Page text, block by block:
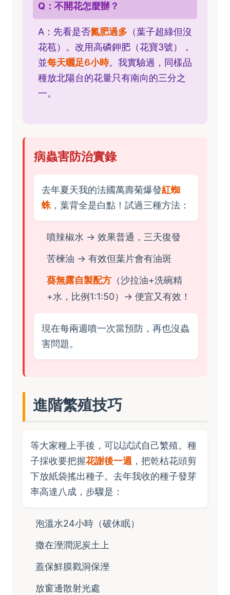
Q：不開花怎麼辦？
A：先看是否氮肥過多 （葉子超綠但沒
花苞）。改用高磷鉀肥（花寶3號），
並每天曬足6小時。我實驗過，同樣品
種放北陽台的花量只有南向的三分之
一。
病蟲害防治實錄
去年夏天我的法國萬壽菊爆發紅蜘
蛛 ，葉背全是白點！試過三種方法：
噴辣椒水 → 效果普通，三天復發
苦楝油 → 有效但葉片會有油斑
葵無露自製配方 （沙拉油+洗碗精
+水，比例1:1:50）→ 便宜又有效！
現在每兩週噴一次當預防，再也沒蟲
害問題。
進階繁殖技巧
等大家種上手後，可以試試自己繁殖。種
子採收要把握花謝後一週 ，把乾枯花頭剪
下放紙袋搖出種子。去年我收的種子發芽
率高達八成，步驟是：
泡溫水24小時（破休眠）
撒在溼潤泥炭土上
蓋保鮮膜戳洞保溼
放窗邊散射光處